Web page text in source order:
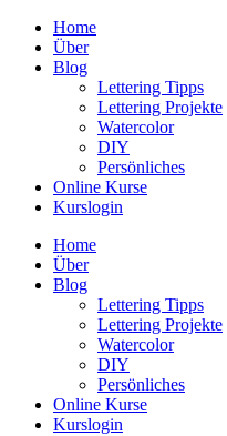
Zum
Inhalt
wechseln
Home
Über
Blog
Lettering Tipps
Lettering Projekte
Watercolor
DIY
Persönliches
Online Kurse
Kurslogin
Home
Über
Blog
Lettering Tipps
Lettering Projekte
Watercolor
DIY
Persönliches
Online Kurse
Kurslogin